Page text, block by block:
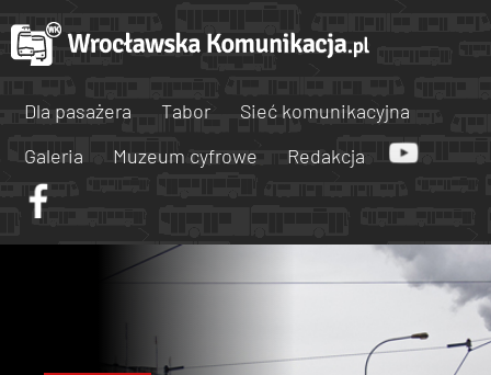
Dla pasażera Tabor
Sieć komunikacyjna
Galeria
Muzeum cyfrowe Redakcja